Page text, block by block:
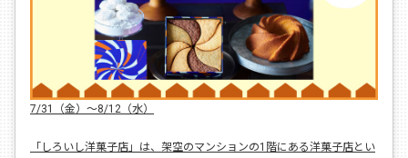
7/31（金）〜8/12（水）
「しろいし洋菓子店」は、架空のマンションの1階にある洋菓子店とい